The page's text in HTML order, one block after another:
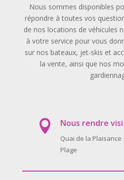
Nous sommes disponibles
répondre à toutes vos
de nos locations de véhicules
à votre service pour vous
sur nos bateaux, jet-skis et
la vente, ainsi que nos
 Nous rendre
Quai de la Plaisance
Plage